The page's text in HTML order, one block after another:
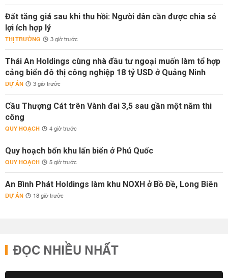
Đất tăng giá sau khi thu hồi: Người dân cần được chia sẻ
lợi ích hợp lý
THỊ TRƯỜNG 3 giờ trước
Thái An Holdings cùng nhà đầu tư ngoại muốn làm tổ hợp
cảng biển đô thị công nghiệp 18 tỷ USD ở Quảng Ninh
DỰ ÁN 3 giờ trước
Cầu Thượng Cát trên Vành đai 3,5 sau gần một năm thi
công
QUY HOẠCH 4 giờ trước
Quy hoạch bốn khu lấn biển ở Phú Quốc
QUY HOẠCH 5 giờ trước
An Bình Phát Holdings làm khu NOXH ở Bồ Đề, Long Biên
DỰ ÁN 18 giờ trước
ĐỌC NHIỀU NHẤT